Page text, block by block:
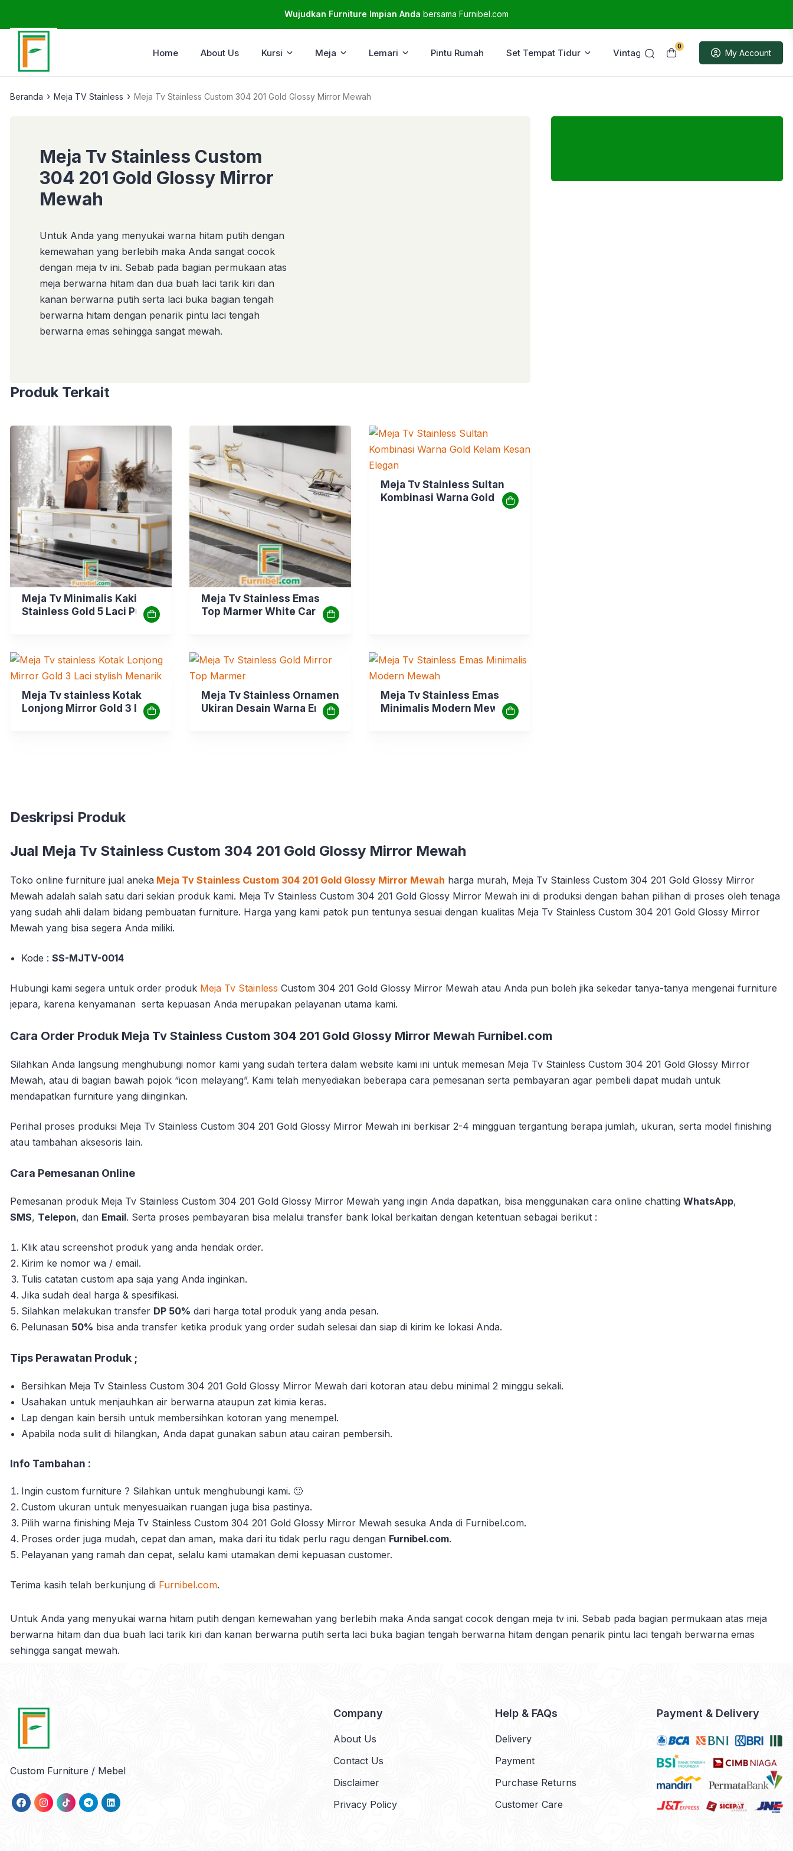
Wujudkan Furniture Impian Anda bersama Furnibel.com
0
My Account
Home About Us Kursi Meja Lemari Pintu Rumah Set Tempat Tidur Vintage Sample
Beranda › Meja TV Stainless › Meja Tv Stainless Custom 304 201 Gold Glossy Mirror Mewah
Meja Tv Stainless Custom
304 201 Gold Glossy Mirror
Mewah
Untuk Anda yang menyukai warna hitam putih dengan
kemewahan yang berlebih maka Anda sangat cocok
dengan meja tv ini. Sebab pada bagian permukaan atas
meja berwarna hitam dan dua buah laci tarik kiri dan
kanan berwarna putih serta laci buka bagian tengah
berwarna hitam dengan penarik pintu laci tengah
berwarna emas sehingga sangat mewah.
Produk Terkait
Meja Tv Minimalis Kaki
Stainless Gold 5 Laci Putih
Meja Tv Stainless Emas
Top Marmer White Carara
Meja Tv Stainless Sultan
Kombinasi Warna Gold
Meja Tv stainless Kotak
Lonjong Mirror Gold 3 Laci
Meja Tv Stainless Ornamen
Ukiran Desain Warna Emas
Meja Tv Stainless Emas
Minimalis Modern Mewah
Deskripsi Produk
Jual Meja Tv Stainless Custom 304 201 Gold Glossy Mirror Mewah
Toko online furniture jual aneka Meja Tv Stainless Custom 304 201 Gold Glossy Mirror Mewah harga murah, Meja Tv Stainless Custom 304 201 Gold Glossy Mirror
Mewah adalah salah satu dari sekian produk kami. Meja Tv Stainless Custom 304 201 Gold Glossy Mirror Mewah ini di produksi dengan bahan pilihan di proses oleh tenaga
yang sudah ahli dalam bidang pembuatan furniture. Harga yang kami patok pun tentunya sesuai dengan kualitas Meja Tv Stainless Custom 304 201 Gold Glossy Mirror
Mewah yang bisa segera Anda miliki.
Kode :SS-MJTV-0014
Hubungi kami segera untuk order produk Meja Tv Stainless Custom 304 201 Gold Glossy Mirror Mewah atau Anda pun boleh jika sekedar tanya-tanya mengenai furniture
jepara, karena kenyamanan serta kepuasan Anda merupakan pelayanan utama kami.
Cara Order Produk Meja Tv Stainless Custom 304 201 Gold Glossy Mirror Mewah Furnibel.com
Silahkan Anda langsung menghubungi nomor kami yang sudah tertera dalam website kami ini untuk memesan Meja Tv Stainless Custom 304 201 Gold Glossy Mirror
Mewah, atau di bagian bawah pojok “icon melayang”. Kami telah menyediakan beberapa cara pemesanan serta pembayaran agar pembeli dapat mudah untuk
mendapatkan furniture yang diinginkan.
Perihal proses produksi Meja Tv Stainless Custom 304 201 Gold Glossy Mirror Mewah ini berkisar 2-4 mingguan tergantung berapa jumlah, ukuran, serta model finishing
atau tambahan aksesoris lain.
Cara Pemesanan Online
Pemesanan produk Meja Tv Stainless Custom 304 201 Gold Glossy Mirror Mewah yang ingin Anda dapatkan, bisa menggunakan cara online chatting WhatsApp,
SMS, Telepon, dan Email. Serta proses pembayaran bisa melalui transfer bank lokal berkaitan dengan ketentuan sebagai berikut :
Klik atau screenshot produk yang anda hendak order.
Kirim ke nomor wa / email.
Tulis catatan custom apa saja yang Anda inginkan.
Jika sudah deal harga & spesifikasi.
Silahkan melakukan transfer DP 50% dari harga total produk yang anda pesan.
Pelunasan 50% bisa anda transfer ketika produk yang order sudah selesai dan siap di kirim ke lokasi Anda.
Tips Perawatan Produk ;
Bersihkan Meja Tv Stainless Custom 304 201 Gold Glossy Mirror Mewah dari kotoran atau debu minimal 2 minggu sekali.
Usahakan untuk menjauhkan air berwarna ataupun zat kimia keras.
Lap dengan kain bersih untuk membersihkan kotoran yang menempel.
Apabila noda sulit di hilangkan, Anda dapat gunakan sabun atau cairan pembersih.
Info Tambahan :
Ingin custom furniture ? Silahkan untuk menghubungi kami. 🙂
Custom ukuran untuk menyesuaikan ruangan juga bisa pastinya.
Pilih warna finishing Meja Tv Stainless Custom 304 201 Gold Glossy Mirror Mewah sesuka Anda di Furnibel.com.
Proses order juga mudah, cepat dan aman, maka dari itu tidak perlu ragu dengan Furnibel.com.
Pelayanan yang ramah dan cepat, selalu kami utamakan demi kepuasan customer.
Terima kasih telah berkunjung di Furnibel.com.
Untuk Anda yang menyukai warna hitam putih dengan kemewahan yang berlebih maka Anda sangat cocok dengan meja tv ini. Sebab pada bagian permukaan atas meja
berwarna hitam dan dua buah laci tarik kiri dan kanan berwarna putih serta laci buka bagian tengah berwarna hitam dengan penarik pintu laci tengah berwarna emas
sehingga sangat mewah.
Custom Furniture / Mebel
Company
About Us
Contact Us
Disclaimer
Privacy Policy
Help & FAQs
Delivery
Payment
Purchase Returns
Customer Care
Payment & Delivery